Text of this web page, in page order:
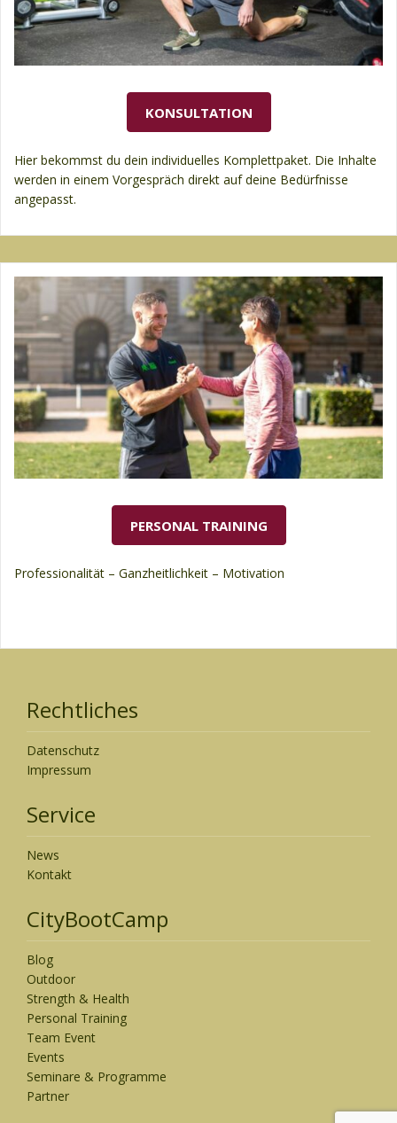
KONSULTATION
Hier bekommst du dein individuelles Komplettpaket. Die Inhalte
werden in einem Vorgespräch direkt auf deine Bedürfnisse
angepasst.
PERSONAL TRAINING
Professionalität – Ganzheitlichkeit – Motivation
Rechtliches
Datenschutz
Impressum
Service
News
Kontakt
CityBootCamp
Blog
Outdoor
Strength & Health
Personal Training
Team Event
Events
Seminare & Programme
Partner